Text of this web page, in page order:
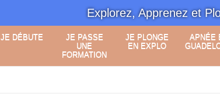
Explorez, Apprenez et
JE DÉBUTE
JE PASSE
UNE
FORMATION
JE PLONGE
EN EXPLO
APNÉE